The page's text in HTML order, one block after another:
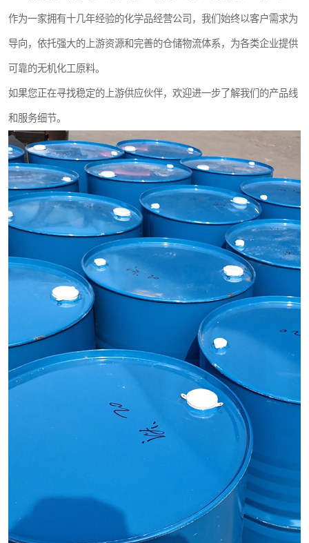
作为一家拥有十几年经验的化学品经营公司，我们始终以客户需求为
导向，依托强大的上游资源和完善的仓储物流体系，为各类企业提供
可靠的无机化工原料。
如果您正在寻找稳定的上游供应伙伴，欢迎进一步了解我们的产品线
和服务细节。